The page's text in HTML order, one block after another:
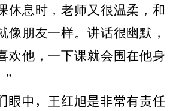
休息时，老师又很温柔，和
像朋友一样。讲话很幽默，
欢他，一下课就会围在他身
”
眼中，王红旭是非常有责任